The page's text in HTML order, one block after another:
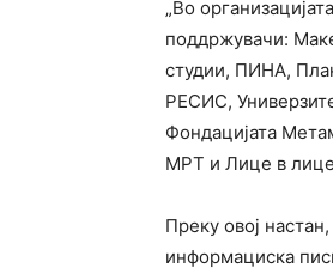
„Во
поддржувачи:
студии, ПИНА,
РЕСИС,
Фондацијата
МРТ и Лице в
Преку овој
информациска